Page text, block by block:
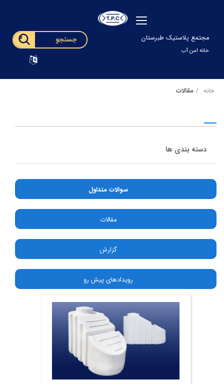
مجتمع پلاستیک طبرستان
خانه امن آب
خانه مقالات
دسته بندی ها
سوالات متداول
مقالات
گزارش
رویدادهای پیش رو